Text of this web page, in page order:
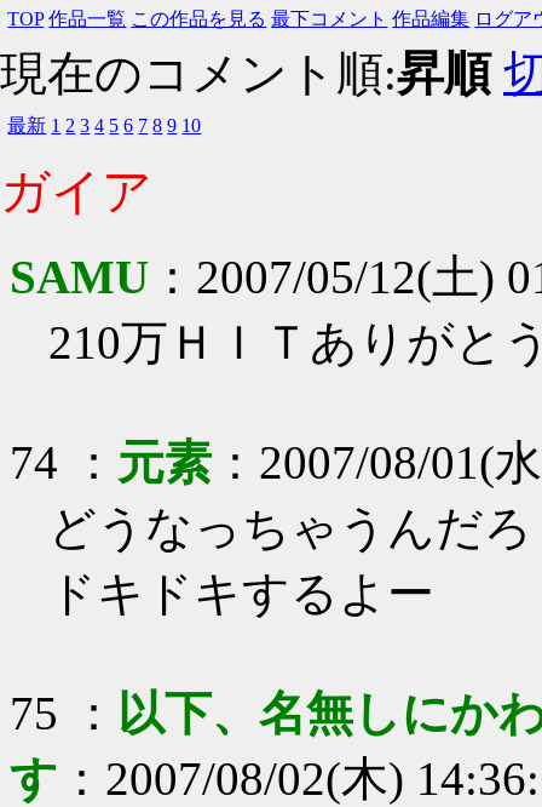
TOP 作品一覧 この作品を見る 最下コメント 作品編集 ログア
現在のコメント順:昇順
最新 1 2 3 4 5 6 7 8 9 10
ガイア
SAMU ： 2007/05/12(土)
210万ＨＩＴありがと
74 ： 元素： 2007/08/01(
どうなっちゃうんだ
ドキドキするよー
75 ： 以下、名無しにか
す ： 2007/08/02(木)